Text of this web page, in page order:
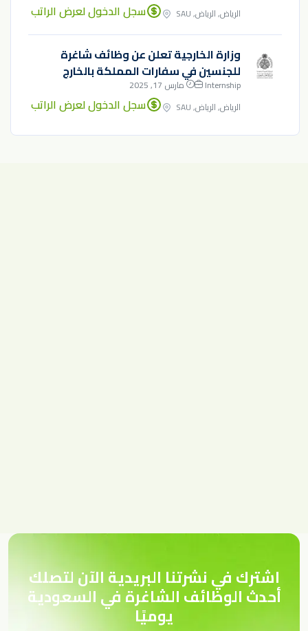
الرياض, الرياض, SAU
سجل الدخول لعرض الراتب
وزارة الخارجية تعلن عن وظائف شاغرة
للجنسين في سفارات المملكة بالخارج
Internship
مارس 17, 2025
الرياض, الرياض, SAU
سجل الدخول لعرض الراتب
اشترك في نشرتنا البريدية الآن لتصلك
أحدث الوظائف الشاغرة في السعودية
يوميًا